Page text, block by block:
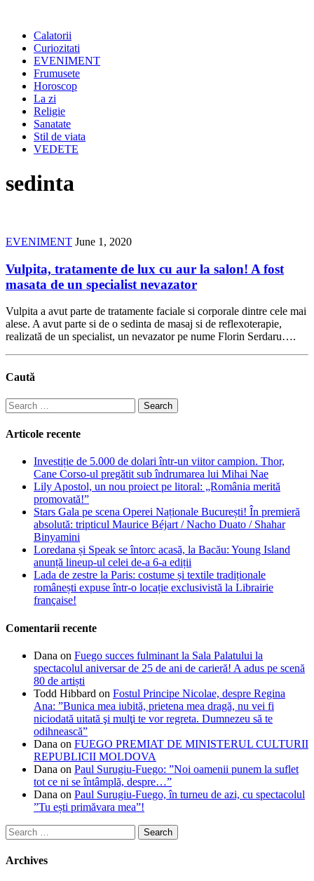
Calatorii
Curiozitati
EVENIMENT
Frumusete
Horoscop
La zi
Religie
Sanatate
Stil de viata
VEDETE
sedinta
EVENIMENT June 1, 2020
Vulpita, tratamente de lux cu aur la salon! A fost
masata de un specialist nevazator
Vulpita a avut parte de tratamente faciale si corporale dintre cele mai
alese. A avut parte si de o sedinta de masaj si de reflexoterapie,
realizată de un specialist, un nevazator pe nume Florin Serdaru….
Caută
Search
for:
Articole recente
Investiție de 5.000 de dolari într-un viitor campion. Thor,
Cane Corso-ul pregătit sub îndrumarea lui Mihai Nae
Lily Apostol, un nou proiect pe litoral: „România merită
promovată!”
Stars Gala pe scena Operei Naționale București! În premieră
absolută: tripticul Maurice Béjart / Nacho Duato / Shahar
Binyamini
Loredana și Speak se întorc acasă, la Bacău: Young Island
anunță lineup-ul celei de-a 6-a ediții
Lada de zestre la Paris: costume și textile tradiționale
românești expuse într-o locație exclusivistă la Librairie
française!
Comentarii recente
Dana on Fuego succes fulminant la Sala Palatului la
spectacolul aniversar de 25 de ani de carieră! A adus pe scenă
80 de artiști
Todd Hibbard on Fostul Principe Nicolae, despre Regina
Ana: ”Bunica mea iubită, prietena mea dragă, nu vei fi
niciodată uitată şi mulţi te vor regreta. Dumnezeu să te
odihnească”
Dana on FUEGO PREMIAT DE MINISTERUL CULTURII
REPUBLICII MOLDOVA
Dana on Paul Surugiu-Fuego: ”Noi oamenii punem la suflet
tot ce ni se întâmplă, despre…”
Dana on Paul Surugiu-Fuego, în turneu de azi, cu spectacolul
”Tu ești primăvara mea”!
Search
for:
Archives